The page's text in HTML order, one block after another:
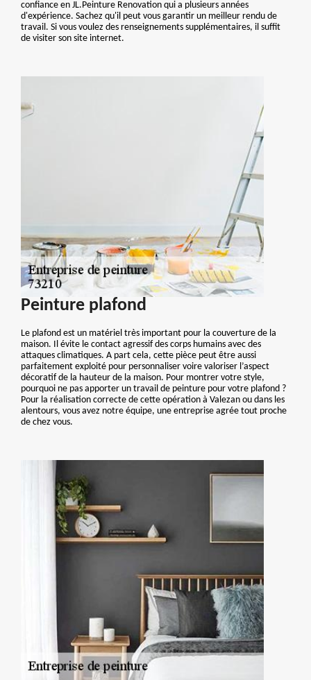
confiance en JL.Peinture Renovation qui a plusieurs années
d'expérience. Sachez qu'il peut vous garantir un meilleur rendu de
travail. Si vous voulez des renseignements supplémentaires, il suffit
de visiter son site internet.
Peinture plafond
Le plafond est un matériel très important pour la couverture de la
maison. Il évite le contact agressif des corps humains avec des
attaques climatiques. A part cela, cette pièce peut être aussi
parfaitement exploité pour personnaliser voire valoriser l’aspect
décoratif de la hauteur de la maison. Pour montrer votre style,
pourquoi ne pas apporter un travail de peinture pour votre plafond ?
Pour la réalisation correcte de cette opération à Valezan ou dans les
alentours, vous avez notre équipe, une entreprise agrée tout proche
de chez vous.